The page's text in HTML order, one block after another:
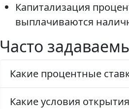
Капитализация
выплачиваются
Часто
Какие процентные
Какие условия